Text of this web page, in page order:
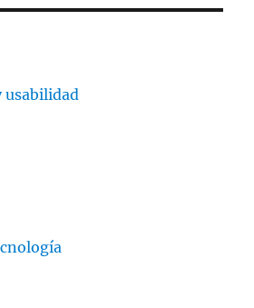
ERIONA
usabilidad